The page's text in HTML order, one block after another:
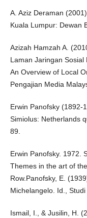
A. Aziz Deraman
Kuala Lumpur: Dewan
Azizah Hamzah A.
Laman Jaringan Sosial
An Overview of Local
Pengajian Media
Erwin Panofsky (1892-
Simiolus: Netherlands
89.
Erwin Panofsky. 1972.
Themes in the art of
Row.Panofsky, E.
Michelangelo. Id.,
Ismail, I., & Jusilin, H.